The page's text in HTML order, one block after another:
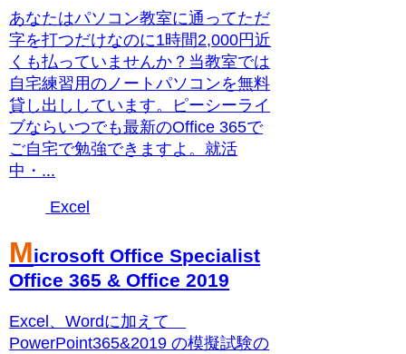
あなたはパソコン教室に通ってただ
字を打つだけなのに1時間2,000円近
くも払っていませんか？当教室では
自宅練習用のノートパソコンを無料
貸し出ししています。ピーシーライ
ブならいつでも最新のOffice 365で
ご自宅で勉強できますよ。就活
中・...
Excel
Microsoft Office Specialist
Office 365 & Office 2019
Excel、Wordに加えて
PowerPoint365&2019 の模擬試験の